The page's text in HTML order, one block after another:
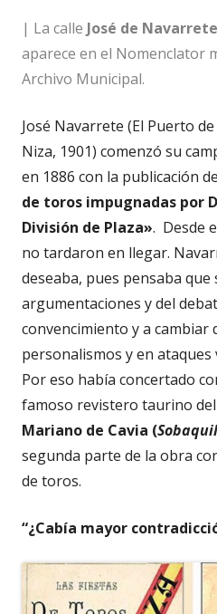
| La calle José de Navarrete
aparece en el Nomenclator
Archivo Municipal.
José Navarrete (El Puerto
Niza, 1901) comenzó su
en 1886 con la publicación
de toros impugnadas por
División de Plaza». Desde
no tardaron en llegar.
deseaba, pues pensaba que
argumentaciones y del
convencimiento y a
personalismos y en ataques
Por eso había concertado
famoso revistero taurino
Mariano de Cavia (
segunda parte de la obra
de toros.
“¿Cabía mayor